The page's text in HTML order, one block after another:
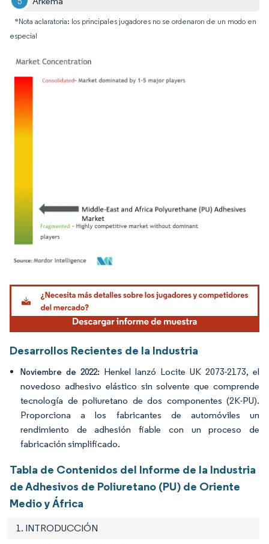
*Nota aclaratoria: los principales jugadores no se ordenaron de un modo en
especial
Imagen © Mordor Intelligence. El uso requiere atribución según CC BY 4.0.
Desarrollos Recientes de la Industria
Noviembre de 2022: Henkel lanzó Locite UK 2073-2173, el
novedoso adhesivo elástico sin solvente que comprende
tecnología de poliuretano de dos componentes (2K-PU).
Proporciona a los fabricantes de automóviles un
rendimiento de adhesión fiable con un proceso de
fabricación simplificado.
Tabla de Contenidos del Informe de la Industria
de Adhesivos de Poliuretano (PU) de Oriente
Medio y África
1. INTRODUCCIÓN